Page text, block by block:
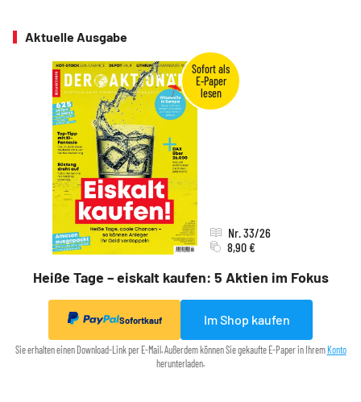
Aktuelle Ausgabe
Heiße Tage – eiskalt kaufen: 5 Aktien im Fokus
Nr. 33/26
8,90 €
Sofortkauf Im Shop kaufen
Sie erhalten einen Download-Link per E-Mail. Außerdem können Sie gekaufte E-Paper in Ihrem Konto
herunterladen.